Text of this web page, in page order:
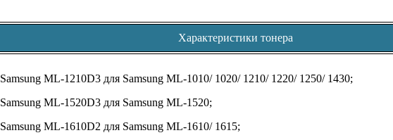
Характеристики тонера
Samsung ML-1210D3 для Samsung ML-1010/ 1020/ 1210/ 1220/ 1250/ 1430;
Samsung ML-1520D3 для Samsung ML-1520;
Samsung ML-1610D2 для Samsung ML-1610/ 1615;